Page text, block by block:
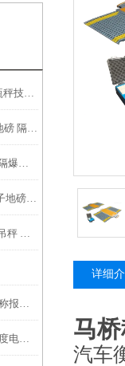
提升效率与安全性的隔爆钢瓶秤技术解析
孟津100吨汽车衡 江汉100T地磅 隔爆油桶秤产品参数：
隔爆电子天平 防爆电子天平 隔爆吊秤 故障维修解决方案：
普陀无人值守汽车衡 虹口电子地磅 月浦地磅 罗泾汽车衡
梁子湖80吨汽车衡 团风30吨吊秤 云梦200T地磅安装调试
郊区汽车磅制造厂*长治防爆称报价*襄垣电子秤维修*屯留汽车磅修理
东兴连接电脑吊秤*上思高精度电子称*万秀防水称*城区电子称
详细
马
汽车